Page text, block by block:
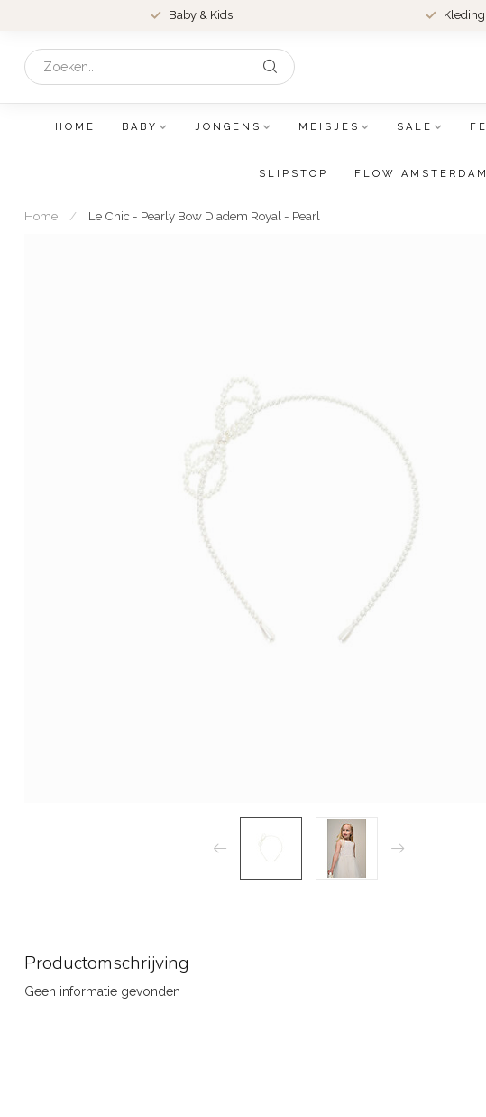
Baby & Kids
HOME BABY JONGENS MEISJES SALE
SLIPSTOP FLOW AMSTERDAM
Home / Le Chic - Pearly Bow Diadem Royal - Pearl
Productomschrijving
Geen informatie gevonden